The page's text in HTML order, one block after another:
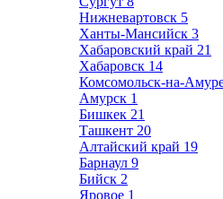
Нижневартовск 5
Ханты-Мансийск 3
Хабаровский край 21
Хабаровск 14
Комсомольск-на-
Амурск 1
Бишкек 21
Ташкент 20
Алтайский край 19
Барнаул 9
Бийск 2
Яровое 1